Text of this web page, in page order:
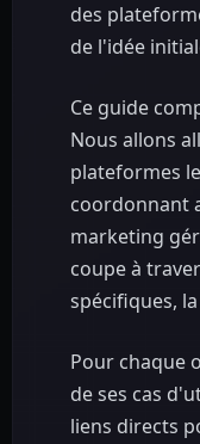
des
de l'idée
Ce guide
Nous allons
plateformes
coordonnant
marketing
coupe à
spécifiques,
Pour chaque
de ses cas
liens directs